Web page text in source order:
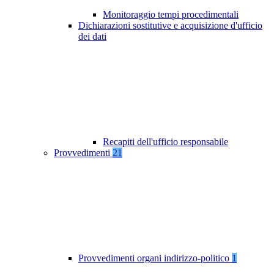
Monitoraggio tempi procedimentali
Dichiarazioni sostitutive e acquisizione d'ufficio
dei dati
Recapiti dell'ufficio responsabile
Provvedimenti 21
Provvedimenti organi indirizzo-politico 1